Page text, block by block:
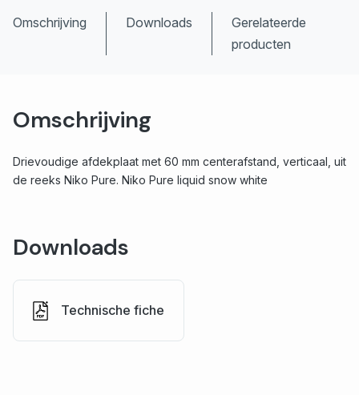
Omschrijving Downloads
Gerelateerde
producten
Omschrijving
Drievoudige afdekplaat met 60 mm centerafstand, verticaal, uit
de reeks Niko Pure. Niko Pure liquid snow white
Downloads
Technische fiche